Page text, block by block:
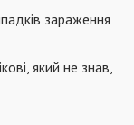
зараження
який не знав,